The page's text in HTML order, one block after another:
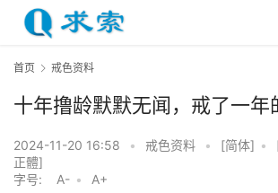
首页 戒色资料
十年撸龄默默无闻，戒了一年
2024-11-20 16:58 • 戒色资料 • [简体] •
正體]
字号:
A- • A+